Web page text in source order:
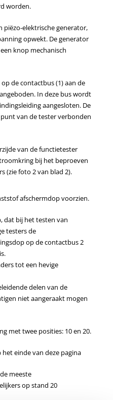
worden.
piëzo-elektrische generator,
opwekt. De generator
knop mechanisch
de contactbus (1) aan de
In deze bus wordt
aangesloten. De
van de tester verbonden
van de functietester
bij het beproeven
(zie foto 2 van blad 2).
afschermdop voorzien.
dat bij het testen van
testers de
op de contactbus 2
tot een hevige
delen van de
niet aangeraakt mogen
met twee posities: 10 en 20.
einde van deze pagina
meeste
op stand 20